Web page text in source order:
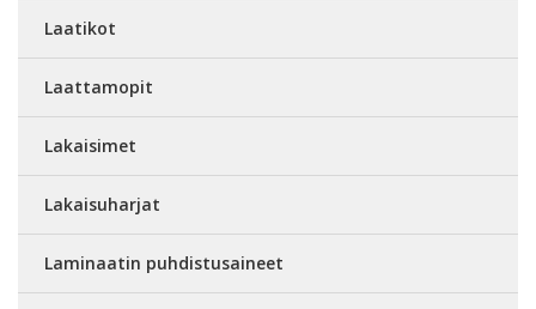
Laatikot
Laattamopit
Lakaisimet
Lakaisuharjat
Laminaatin puhdistusaineet